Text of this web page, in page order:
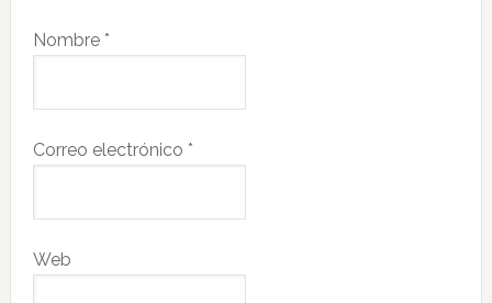
Nombre *
Correo electrónico *
Web